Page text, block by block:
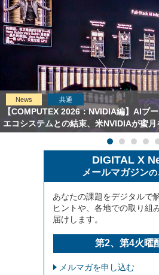
News 共通
【COMPUTEX 2026：NVIDIA編】AIブ
エコシステムとの結束、米NVIDIAが蜜
DIGITAL X
メールマガジンの
あなたの課題をデジタルで
ヒントや、各地での取り組
届けします。
第2、第4火曜
メルマガを申し込む